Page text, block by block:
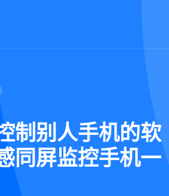
制别人手机的软
同屏监控手机一